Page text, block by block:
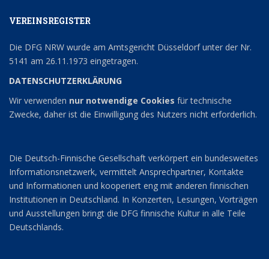
VEREINSREGISTER
Die DFG NRW wurde am Amtsgericht Düsseldorf unter der Nr.
5141 am 26.11.1973 eingetragen.
DATENSCHUTZERKLÄRUNG
Wir verwenden nur notwendige Cookies für technische
Zwecke, daher ist die Einwilligung des Nutzers nicht erforderlich.
Die Deutsch-Finnische Gesellschaft verkörpert ein bundesweites
Informationsnetzwerk, vermittelt Ansprechpartner, Kontakte
und Informationen und kooperiert eng mit anderen finnischen
Institutionen in Deutschland. In Konzerten, Lesungen, Vorträgen
und Ausstellungen bringt die DFG finnische Kultur in alle Teile
Deutschlands.